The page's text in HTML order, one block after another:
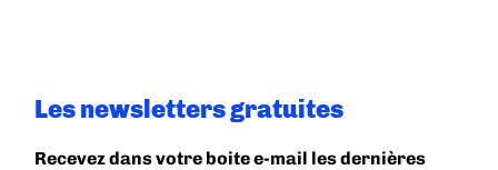
Les newsletters gratuites
Recevez dans votre boite e-mail les dernières